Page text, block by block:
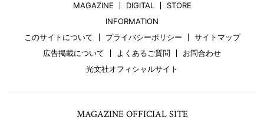
MAGAZINE DIGITAL
STORE
INFORMATION
このサイトについて
プライバシーポリシー
サイトマップ
広告掲載について
よくあるご質問
お問合わせ
光文社オフィシャルサイト
MAGAZINE OFFICIAL SITE